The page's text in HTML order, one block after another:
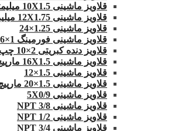
قلاویز ماشینی 10X1.5 میلیمتر .اسکا
قلاویز ماشینی 12X1.75 میلیمتر اسکا
قلاویز ماشینی 1.25×24
قلاویز ماشینی فورمینگ 1×6
قلاویز دنده کبریتی 2×10 چپ
قلاویز ماشینی 16X1.5 مارپیچ
قلاویز ماشینی 1.5×12
قلاویز ماشینی 1.5×20 مارپیچ چپ
قلاویز ماشینی 5X0/9
قلاویز ماشینی 3/8 NPT
قلاویز ماشینی 1/2 NPT
قلاویز ماشینی 3/4 NPT